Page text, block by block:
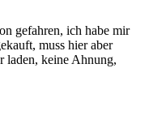
gefahren, ich habe mir
muss hier aber
laden, keine Ahnung,